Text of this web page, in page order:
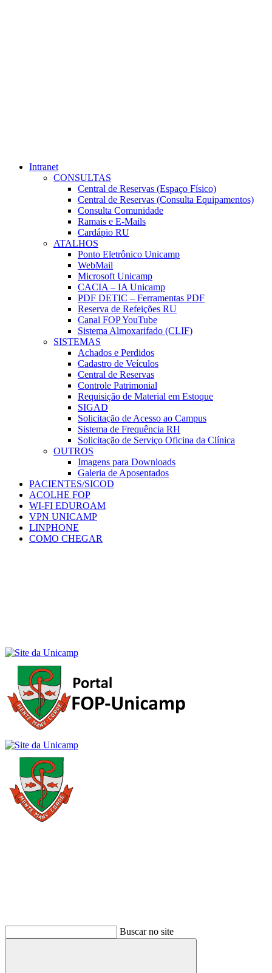
Intranet
CONSULTAS
Central de Reservas (Espaço Físico)
Central de Reservas (Consulta Equipamentos)
Consulta Comunidade
Ramais e E-Mails
Cardápio RU
ATALHOS
Ponto Eletrônico Unicamp
WebMail
Microsoft Unicamp
CACIA – IA Unicamp
PDF DETIC – Ferramentas PDF
Reserva de Refeições RU
Canal FOP YouTube
Sistema Almoxarifado (CLIF)
SISTEMAS
Achados e Perdidos
Cadastro de Veículos
Central de Reservas
Controle Patrimonial
Requisição de Material em Estoque
SIGAD
Solicitação de Acesso ao Campus
Sistema de Frequência RH
Solicitação de Serviço Oficina da Clínica
OUTROS
Imagens para Downloads
Galeria de Aposentados
PACIENTES/SICOD
ACOLHE FOP
WI-FI EDUROAM
VPN UNICAMP
LINPHONE
COMO CHEGAR
Buscar no site